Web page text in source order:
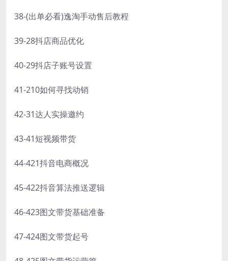
38-(出单必看)逸淘手动售后教程
39-28抖店商品优化
40-29抖店子账号设置
41-210如何寻找动销
42-31达人实操邀约
43-41短视频带货
44-421抖音电商概况
45-422抖音算法推送逻辑
46-423图文带货基础准备
47-424图文带货起号